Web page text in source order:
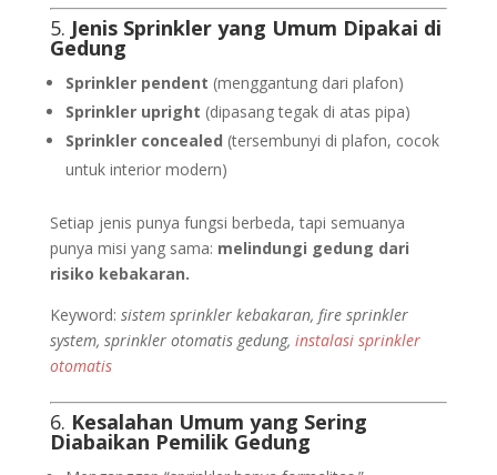
5. Jenis Sprinkler yang Umum Dipakai di
Gedung
Sprinkler pendent (menggantung dari plafon)
Sprinkler upright (dipasang tegak di atas pipa)
Sprinkler concealed (tersembunyi di plafon, cocok
untuk interior modern)
Setiap jenis punya fungsi berbeda, tapi semuanya
punya misi yang sama: melindungi gedung dari
risiko kebakaran.
Keyword: sistem sprinkler kebakaran, fire sprinkler
system, sprinkler otomatis gedung, instalasi sprinkler
otomatis
6. Kesalahan Umum yang Sering
Diabaikan Pemilik Gedung